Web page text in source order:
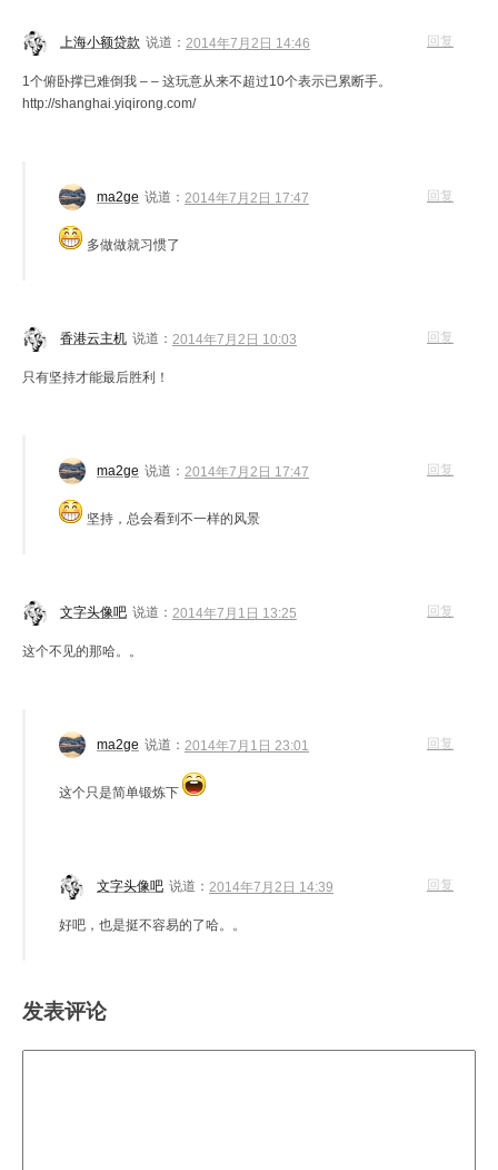
上海小额贷款 说道： 2014年7月2日 14:46
1个俯卧撑已难倒我 – – 这玩意从来不超过10个表示已累断手。
http://shanghai.yiqirong.com/
回复
ma2ge 说道： 2014年7月2日 17:47
多做做就习惯了
回复
香港云主机 说道： 2014年7月2日 10:03
只有坚持才能最后胜利！
回复
ma2ge 说道： 2014年7月2日 17:47
坚持，总会看到不一样的风景
回复
文字头像吧 说道： 2014年7月1日 13:25
这个不见的那哈。。
回复
ma2ge 说道： 2014年7月1日 23:01
这个只是简单锻炼下
回复
文字头像吧 说道： 2014年7月2日 14:39
好吧，也是挺不容易的了哈。。
回复
发表评论